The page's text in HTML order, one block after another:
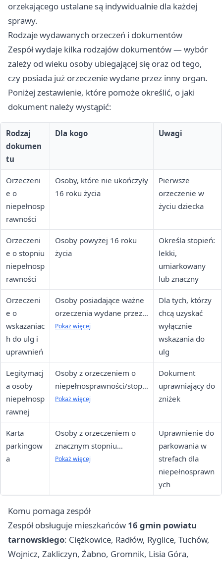
orzekającego ustalane są indywidualnie dla każdej
sprawy.
Rodzaje wydawanych orzeczeń i dokumentów
Zespół wydaje kilka rodzajów dokumentów — wybór
zależy od wieku osoby ubiegającej się oraz od tego,
czy posiada już orzeczenie wydane przez inny organ.
Poniżej zestawienie, które pomoże określić, o jaki
dokument należy wystąpić:
Rodzaj
dokumen
tu
Dla kogo Uwagi
Orzeczeni
e o
niepełnosp
rawności
Osoby, które nie ukończyły
16 roku życia
Pierwsze
orzeczenie w
życiu dziecka
Orzeczeni
e o stopniu
niepełnosp
rawności
Osoby powyżej 16 roku
życia
Określa stopień:
lekki,
umiarkowany
lub znaczny
Orzeczeni
e o
wskazaniac
h do ulg i
uprawnień
Osoby posiadające ważne
orzeczenia wydane przez
inne organy orzekające
Pokaż więcej
Dla tych, którzy
chcą uzyskać
wyłącznie
wskazania do
ulg
Legitymacj
a osoby
niepełnosp
rawnej
Osoby z orzeczeniem o
niepełnosprawności/stopn
iu niepełnosprawności
Pokaż więcej
Dokument
uprawniający do
zniżek
Karta
parkingow
a
Osoby z orzeczeniem o
znacznym stopniu
niepełnosprawności lub z
Pokaż więcej
Uprawnienie do
parkowania w
strefach dla
niepełnosprawn
ych
Komu pomaga zespół
Zespół obsługuje mieszkańców 16 gmin powiatu
tarnowskiego: Ciężkowice, Radłów, Ryglice, Tuchów,
Wojnicz, Zakliczyn, Żabno, Gromnik, Lisia Góra,